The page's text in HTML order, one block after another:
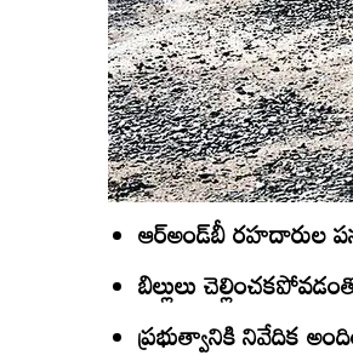
ఆర్‌అండ్‌బీ రహదారుల
బిల్లులు
ప్రభుత్వానికి నివేదిక